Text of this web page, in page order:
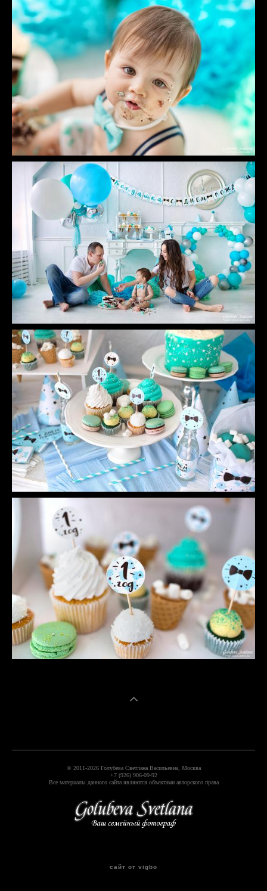
© 2011-2026 Голубева Светлана Васильевна, Москва
+7 (926) 906-09-92
Все материалы данного сайта являются объектами авторского права
сайт от vigbo